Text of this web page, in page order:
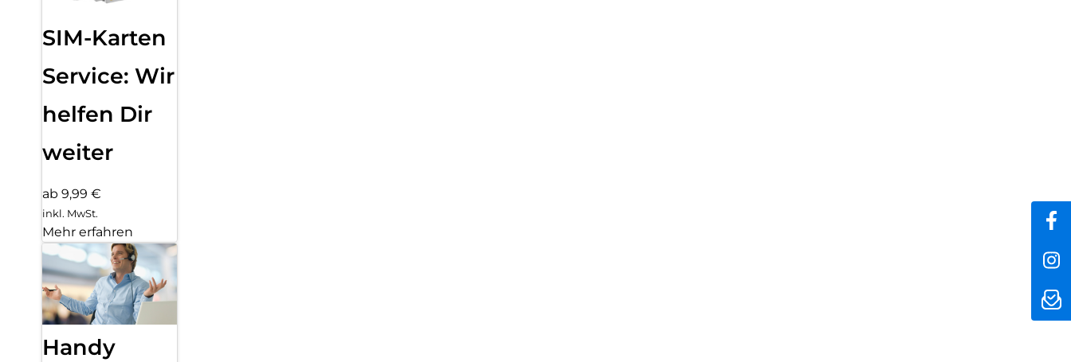
SIM-Karten
Service: Wir
helfen Dir
weiter
ab 9,99 €
inkl. MwSt.
Mehr erfahren
Handy